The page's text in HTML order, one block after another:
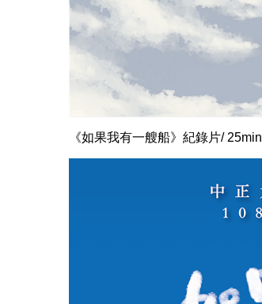
《如果我有一艘船》紀錄片/ 25min